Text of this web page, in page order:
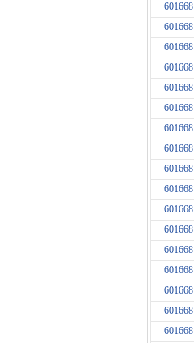
601668
601668
601668
601668
601668
601668
601668
601668
601668
601668
601668
601668
601668
601668
601668
601668
601668